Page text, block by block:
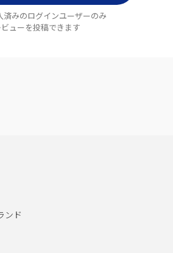
済みのログインユーザーのみ
ビューを投稿できます
ンド